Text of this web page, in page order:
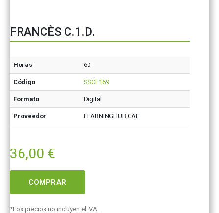
FRANCÈS C.1.D.
Horas 60
Código SSCE169
Formato Digital
Proveedor LEARNINGHUB CAE
36,00 €
COMPRAR
*Los precios no incluyen el IVA.